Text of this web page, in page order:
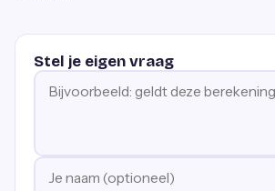
Stel je eigen vraag